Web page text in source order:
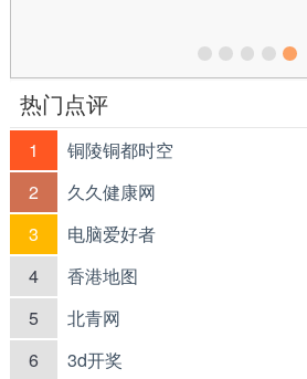
热门点评
1 铜陵铜都时空
2 久久健康网
3 电脑爱好者
4 香港地图
5 北青网
6 3d开奖